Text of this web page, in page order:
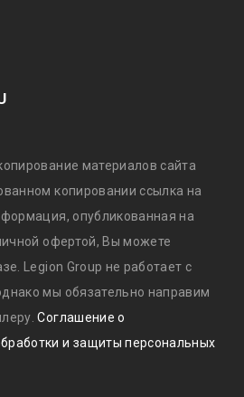
материалов сайта
копировании ссылка на
опубликованная на
офертой, Вы можете
Legion Group не работает с
мы обязательно направим
Соглашение о
и защиты персональных